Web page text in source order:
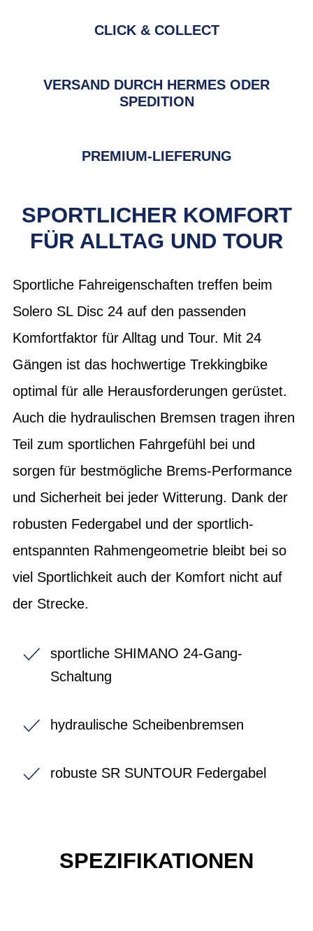
CLICK & COLLECT
VERSAND DURCH HERMES ODER
SPEDITION
PREMIUM-LIEFERUNG
SPORTLICHER KOMFORT
FÜR ALLTAG UND TOUR
Sportliche Fahreigenschaften treffen beim
Solero SL Disc 24 auf den passenden
Komfortfaktor für Alltag und Tour. Mit 24
Gängen ist das hochwertige Trekkingbike
optimal für alle Herausforderungen gerüstet.
Auch die hydraulischen Bremsen tragen ihren
Teil zum sportlichen Fahrgefühl bei und
sorgen für bestmögliche Brems-Performance
und Sicherheit bei jeder Witterung. Dank der
robusten Federgabel und der sportlich-
entspannten Rahmengeometrie bleibt bei so
viel Sportlichkeit auch der Komfort nicht auf
der Strecke.
sportliche SHIMANO 24-Gang-
Schaltung
hydraulische Scheibenbremsen
robuste SR SUNTOUR Federgabel
SPEZIFIKATIONEN